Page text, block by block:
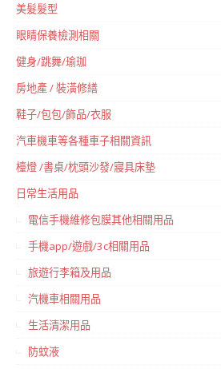
美髮髮型
眼睛保養檢測相關
健身/跳舞/瑜珈
房地產 / 裝潢修繕
鞋子/包包/飾品/衣服
汽車機車等各種車子相關資訊
檯燈 /書桌/枕頭沙發/寢具床墊
日常生活用品
電信手機維修包膜其他相關用品
手機app/遊戲/3c相關用品
旅遊行李箱及用品
汽機車相關用品
生活清潔用品
防蚊液